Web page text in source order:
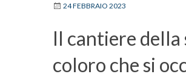
24 FEBBRAIO 2023
Il cantiere della
coloro che si